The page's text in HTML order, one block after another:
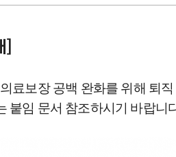
]
료보장 공백 완화를 위해 퇴
붙임 문서 참조하시기 바랍니